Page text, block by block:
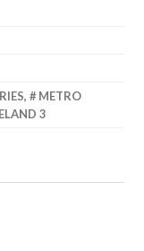
,
METRO
3